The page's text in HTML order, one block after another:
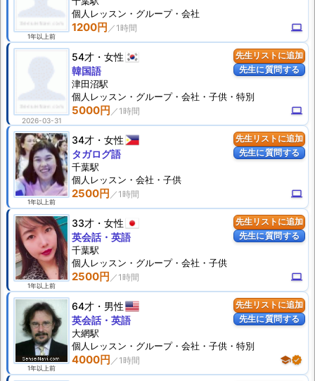
1年以上前
1200円 computer
個人 レッスン ・グループ・会社
先生リストに追加
先生に質問する
2026-03-31
54才 女性
5000円 computer
韓国語
津田沼駅
個人 レッスン ・グループ・会社・子供・特別
先生リストに追加
先生に質問する
1年以上前
34才 女性
2500円 computer
タガログ語
千葉駅
個人 レッスン ・会社・子供
先生リストに追加
先生に質問する
1年以上前
33才 女性
2500円 computer
英会話・英語
千葉駅
個人 レッスン ・グループ・会社・子供
先生リストに追加
先生に質問する
1年以上前
64才 男性
4000円 schoolverified
英会話・英語
大網駅
個人 レッスン ・グループ・会社・子供・特別